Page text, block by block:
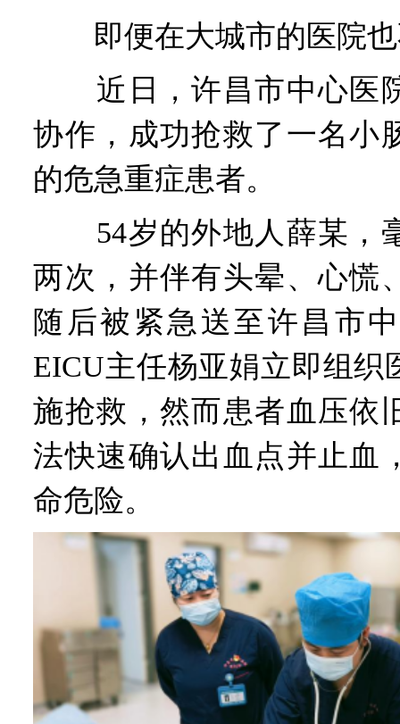
即便在大城市的医院也
近日，许昌市中心医
协作，成功抢救了一名小
的危急重症患者。
54岁的外地人薛某，
两次，并伴有头晕、心慌
随后被紧急送至许昌市
EICU主任杨亚娟立即组织
施抢救，然而患者血压依
法快速确认出血点并止血
命危险。